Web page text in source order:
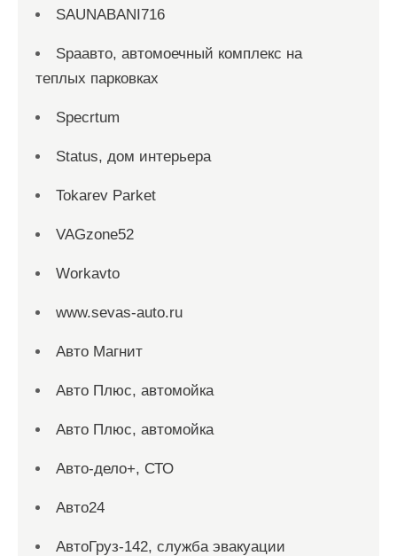
SAUNABANI716
Spaавто, автомоечный комплекс на
теплых парковках
Specrtum
Status, дом интерьера
Tokarev Parket
VAGzone52
Workavto
www.sevas-auto.ru
Авто Магнит
Авто Плюс, автомойка
Авто Плюс, автомойка
Авто-дело+, СТО
Авто24
АвтоГруз-142, служба эвакуации